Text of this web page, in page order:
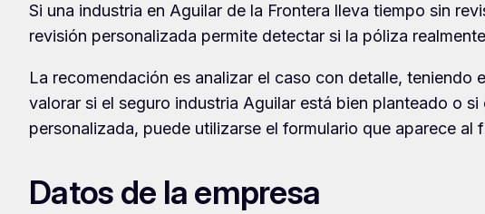
Si una industria en Aguilar de la Frontera lleva tiempo sin
revisión personalizada permite detectar si la póliza
La recomendación es analizar el caso con detalle,
valorar si el seguro industria Aguilar está bien planteado o
personalizada, puede utilizarse el formulario que aparece al
Datos de la empresa